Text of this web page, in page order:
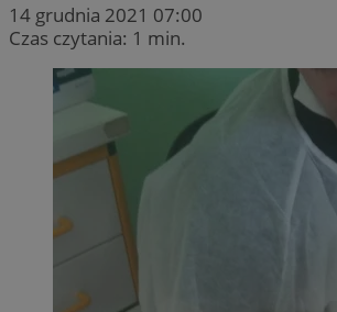
14 grudnia 2021 07:00
Czas czytania: 1 min.